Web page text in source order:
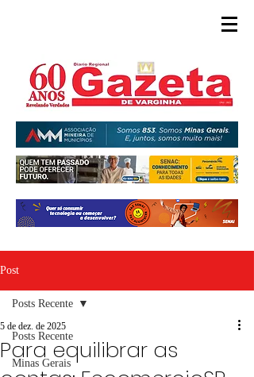
Post
Posts Recente
Minas Gerais
Posts Recente
Para equilibrar as
5 de dez. de 2025